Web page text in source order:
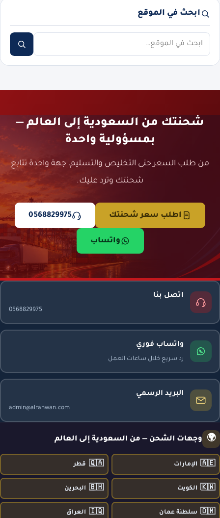
ابحث في الموقع
ابحث
شحنتك من السعودية إلى العالم —
بمسؤولية واحدة
من طلب السعر حتى التخليص والتسليم، جهة واحدة تتابع
شحنتك وترد عليك.
اطلب سعر شحنتك 0568829975
واتساب
اتصل بنا
0568829975
واتساب فوري
رد سريع خلال ساعات العمل
البريد الرسمي
admin@alrahwan.com
🌍 وجهات الشحن — من السعودية إلى العالم
🇦🇪 الإمارات 🇶🇦 قطر
🇰🇼 الكويت 🇧🇭 البحرين
🇴🇲 سلطنة عمان 🇮🇶 العراق